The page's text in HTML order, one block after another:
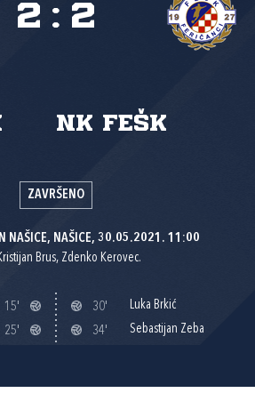
NK FEŠK
2 : 2
ZAVRŠENO
NAŠICE, NAŠICE, 30.05.2021. 11:00
Brus, Zdenko Kerovec.
15'
25'
30'
Luka Brkić
34'
Sebastijan Zeba